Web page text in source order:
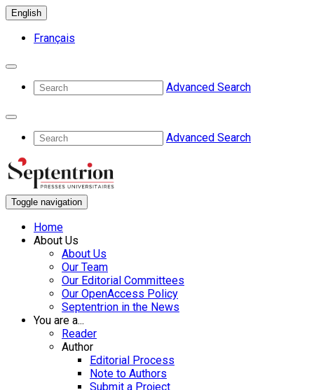
English
Français
Advanced Search
Advanced Search
Toggle navigation
Home
About Us
About Us
Our Team
Our Editorial Committees
Our OpenAccess Policy
Septentrion in the News
You are a...
Reader
Author
Editorial Process
Note to Authors
Submit a Project